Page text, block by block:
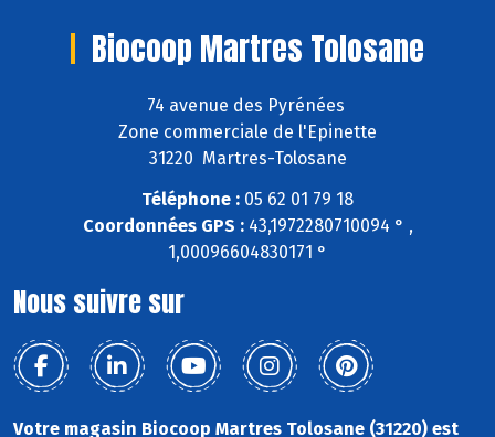
Biocoop Martres Tolosane
74 avenue des Pyrénées
Zone commerciale de l'Epinette
31220 Martres-Tolosane
Téléphone : 05 62 01 79 18
Coordonnées GPS :43,1972280710094 ° ,
1,00096604830171 °
Nous suivre sur
Votre magasin Biocoop Martres Tolosane (31220) est